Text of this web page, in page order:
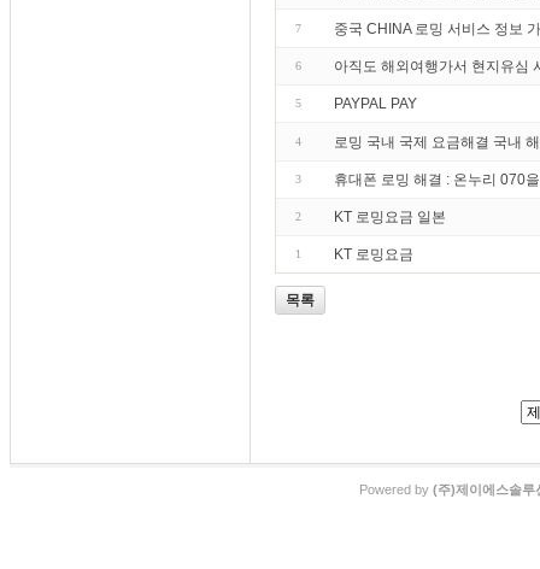
7 중국 CHINA 로밍 서비스 정보
6 아직도 해외여행가서 현지유심
5 PAYPAL PAY
4 로밍 국내 국제 요금해결 국내
3 휴대폰 로밍 해결 : 온누리 070
2 KT 로밍요금 일본
1 KT 로밍요금
목록
Powered by (주)제이에스솔루